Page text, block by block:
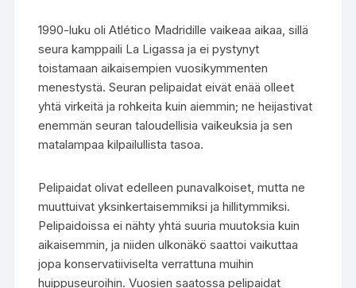
1990-luku oli Atlético Madridille vaikeaa aikaa, sillä
seura kamppaili La Ligassa ja ei pystynyt
toistamaan aikaisempien vuosikymmenten
menestystä. Seuran pelipaidat eivät enää olleet
yhtä virkeitä ja rohkeita kuin aiemmin; ne heijastivat
enemmän seuran taloudellisia vaikeuksia ja sen
matalampaa kilpailullista tasoa.
Pelipaidat olivat edelleen punavalkoiset, mutta ne
muuttuivat yksinkertaisemmiksi ja hillitymmiksi.
Pelipaidoissa ei nähty yhtä suuria muutoksia kuin
aikaisemmin, ja niiden ulkonäkö saattoi vaikuttaa
jopa konservatiiviselta verrattuna muihin
huippuseuroihin. Vuosien saatossa pelipaidat